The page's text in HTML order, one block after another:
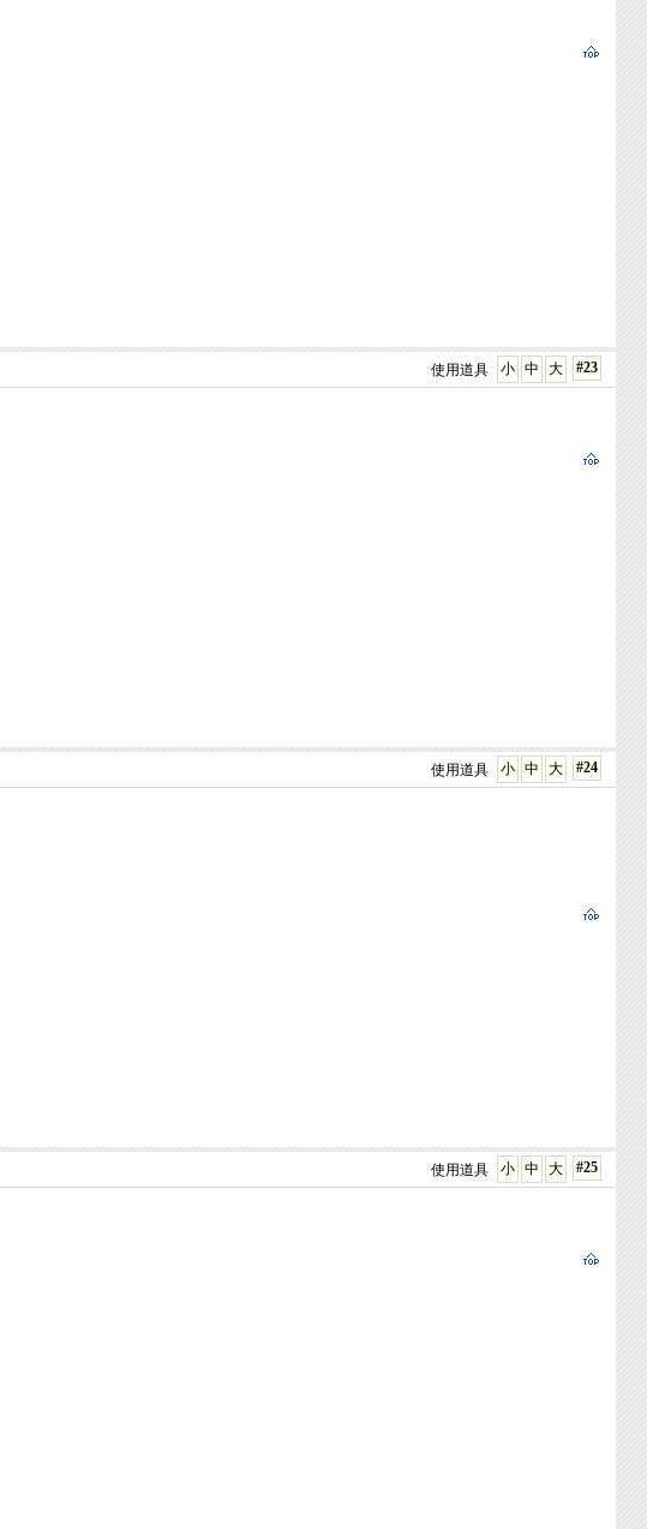
#23
大
中
小
使用道具
#24
大
中
小
使用道具
#25
大
中
小
使用道具